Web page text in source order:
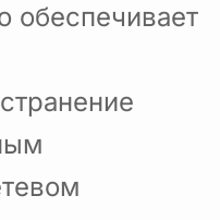
обеспечивает